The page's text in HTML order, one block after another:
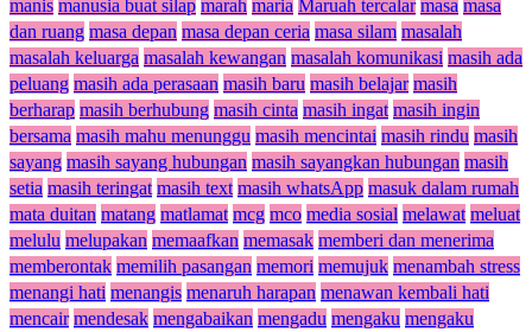
manis manusia buat silap marah maria Maruah tercalar masa masa
dan ruang masa depan masa depan ceria masa silam masalah
masalah keluarga masalah kewangan masalah komunikasi masih ada
peluang masih ada perasaan masih baru masih belajar masih
berharap masih berhubung masih cinta masih ingat masih ingin
bersama masih mahu menunggu masih mencintai masih rindu masih
sayang masih sayang hubungan masih sayangkan hubungan masih
setia masih teringat masih text masih whatsApp masuk dalam rumah
mata duitan matang matlamat mcg mco media sosial melawat meluat
melulu melupakan memaafkan memasak memberi dan menerima
memberontak memilih pasangan memori memujuk menambah stress
menangi hati menangis menaruh harapan menawan kembali hati
mencair mendesak mengabaikan mengadu mengaku mengaku